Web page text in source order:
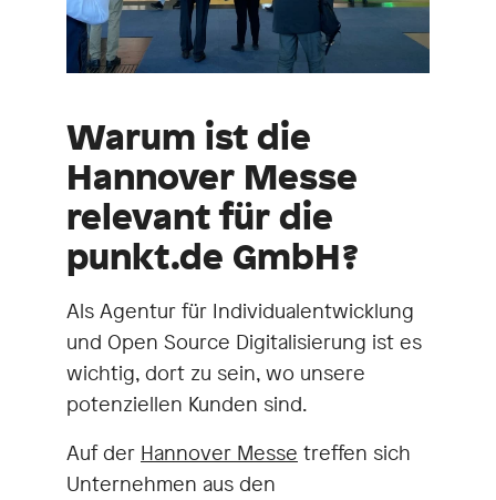
Warum ist die
Hannover Messe
relevant für die
punkt.de GmbH?
Als Agentur für Individualentwicklung
und Open Source Digitalisierung ist es
wichtig, dort zu sein, wo unsere
potenziellen Kunden sind.
Auf der Hannover Messe treffen sich
Unternehmen aus den